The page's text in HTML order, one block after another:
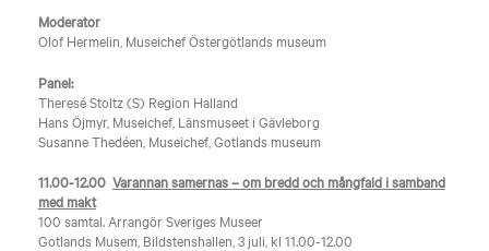
Moderator
Olof Hermelin, Museichef Östergötlands museum
Panel:
Theresé Stoltz (S) Region Halland
Hans Öjmyr, Museichef, Länsmuseet i Gävleborg
Susanne Thedéen, Museichef, Gotlands museum
11.00-12.00 Varannan samernas – om bredd och mångfald i samband
med makt
100 samtal. Arrangör Sveriges Museer
Gotlands Musem, Bildstenshallen, 3 juli, kl 11.00-12.00